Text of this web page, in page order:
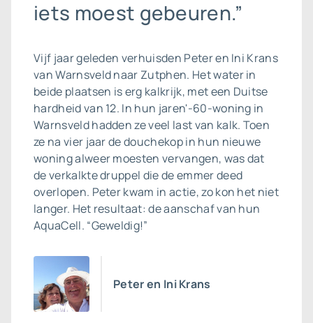
iets moest gebeuren.”
Vijf jaar geleden verhuisden Peter en Ini Krans
van Warnsveld naar Zutphen. Het water in
beide plaatsen is erg kalkrijk, met een Duitse
hardheid van 12. In hun jaren'-60-woning in
Warnsveld hadden ze veel last van kalk. Toen
ze na vier jaar de douchekop in hun nieuwe
woning alweer moesten vervangen, was dat
de verkalkte druppel die de emmer deed
overlopen. Peter kwam in actie, zo kon het niet
langer. Het resultaat: de aanschaf van hun
AquaCell. “Geweldig!”
Peter en Ini Krans